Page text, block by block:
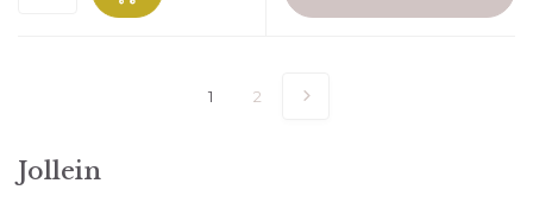
1 2
Jollein